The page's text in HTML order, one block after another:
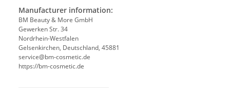
Manufacturer information:
BM Beauty & More GmbH
Gewerken Str. 34
Nordrhein-Westfalen
Gelsenkirchen, Deutschland, 45881
service@bm-cosmetic.de
https://bm-cosmetic.de